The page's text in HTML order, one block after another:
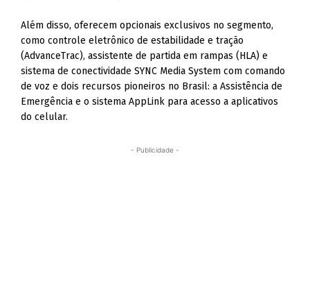
Além disso, oferecem opcionais exclusivos no segmento,
como controle eletrônico de estabilidade e tração
(AdvanceTrac), assistente de partida em rampas (HLA) e
sistema de conectividade SYNC Media System com comando
de voz e dois recursos pioneiros no Brasil: a Assistência de
Emergência e o sistema AppLink para acesso a aplicativos
do celular.
- Publicidade -